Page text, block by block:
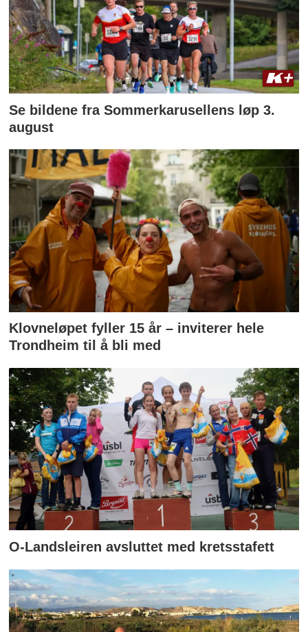
Se bildene fra Sommerkarusellens løp 3.
august
Klovneløpet fyller 15 år – inviterer hele
Trondheim til å bli med
O-Landsleiren avsluttet med kretsstafett